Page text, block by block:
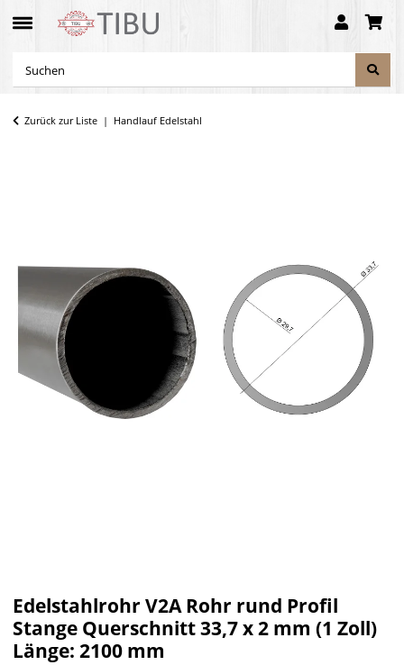
Zurück zur Liste Handlauf Edelstahl
Edelstahlrohr V2A Rohr rund Profil
Stange Querschnitt 33,7 x 2 mm (1 Zoll)
Länge: 2100 mm